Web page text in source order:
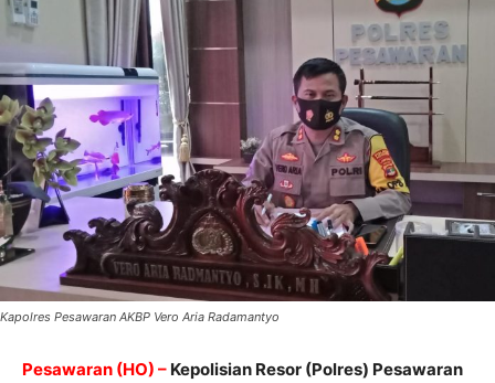
Kapolres Pesawaran AKBP Vero Aria Radamantyo
Pesawaran (HO) – Kepolisian Resor (Polres) Pesawaran